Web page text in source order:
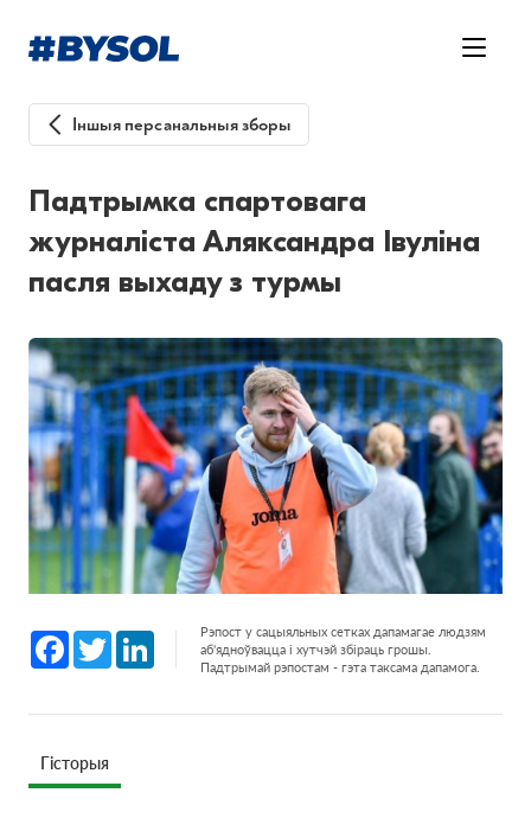
Іншыя персанальныя зборы
Падтрымка спартовага
журналіста Аляксандра Івуліна
пасля выхаду з турмы
Facebook
Twitter LinkedInРэпост у сацыяльных сетках дапамагае людзям
аб'ядноўвацца і хутчэй збіраць грошы.
Падтрымай рэпостам - гэта таксама дапамога.
Гісторыя